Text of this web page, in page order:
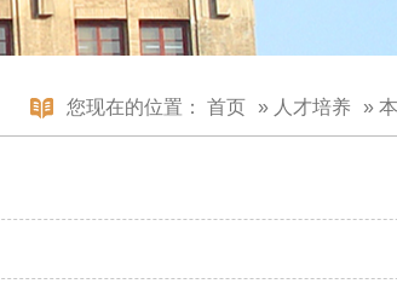
您现在的位置： 首页 » 人才培养 »